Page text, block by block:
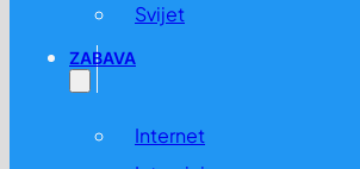
Svijet
ZABAVA
Internet